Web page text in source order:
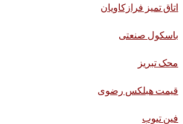
اتاق تمیز فرازکاویان
باسکول صنعتی
محک تبریز
قیمت هبلکس رضوی
فین تیوب